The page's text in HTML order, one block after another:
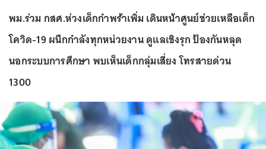
พม.ร่วม กสศ.ห่วงเด็กกำพร้าเพิ่ม เดินหน้าศูนย์ช่วยเหลือเด็ก
โควิด-19 ผนึกกำลังทุกหน่วยงาน ดูแลเชิงรุก ป้องกันหลุด
นอกระบบการศึกษา พบเห็นเด็กกลุ่มเสี่ยง โทรสายด่วน
1300